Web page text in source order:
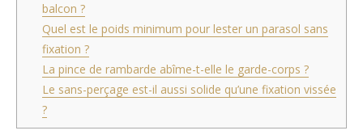
balcon ?
Quel est le poids minimum pour lester un parasol sans
fixation ?
La pince de rambarde abîme-t-elle le garde-corps ?
Le sans-perçage est-il aussi solide qu’une fixation vissée
?